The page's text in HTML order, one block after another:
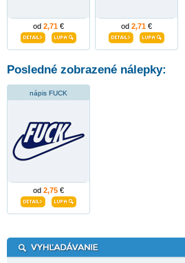
od 2,71 € od 2,71 €
Posledné zobrazené nálepky:
nápis FUCK
od 2,75 €